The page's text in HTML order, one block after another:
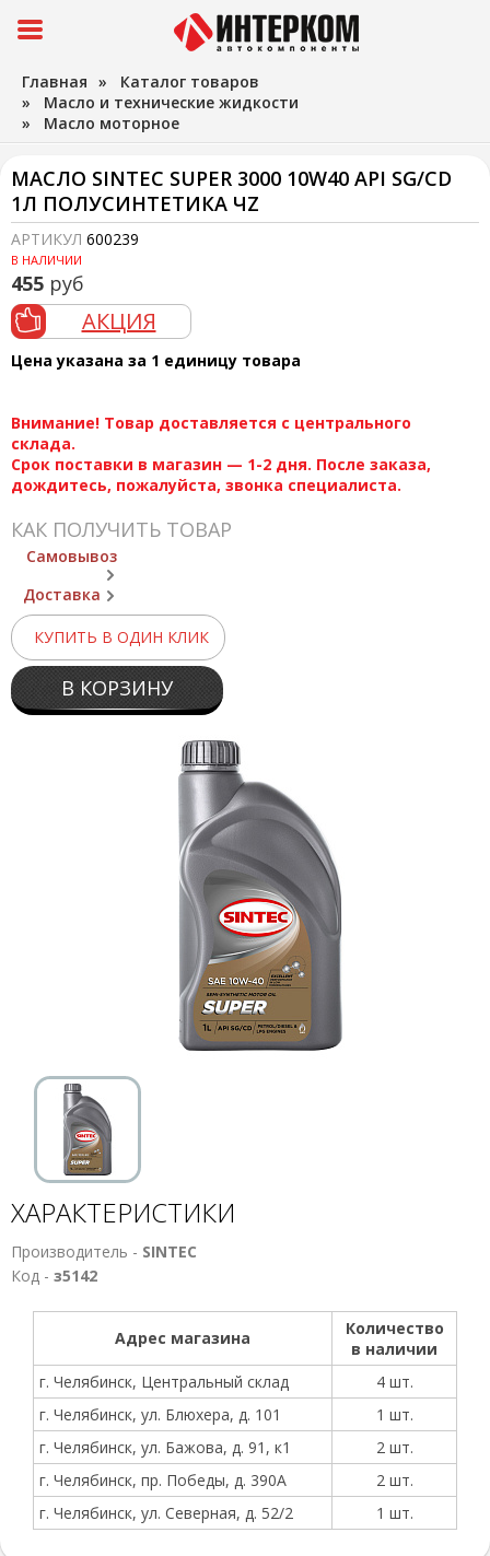
Главная » Каталог товаров
» Масло и технические жидкости
» Масло моторное
МАСЛО SINTEC SUPER 3000 10W40 API SG/CD
1Л ПОЛУСИНТЕТИКА ЧZ
АРТИКУЛ 600239
В НАЛИЧИИ
455 руб
АКЦИЯ
Цена указана за 1 единицу товара
Внимание! Товар доставляется с центрального
склада.
Срок поставки в магазин — 1-2 дня. После заказа,
дождитесь, пожалуйста, звонка специалиста.
КАК ПОЛУЧИТЬ ТОВАР
Самовывоз
Доставка
КУПИТЬ В ОДИН КЛИК
В КОРЗИНУ
ХАРАКТЕРИСТИКИ
Производитель - SINTEC
Код - з5142
Адрес магазина
Количество
в наличии
г. Челябинск, Центральный склад
4 шт.
г. Челябинск, ул. Блюхера, д. 101
1 шт.
г. Челябинск, ул. Бажова, д. 91, к1
2 шт.
г. Челябинск, пр. Победы, д. 390А
2 шт.
г. Челябинск, ул. Северная, д. 52/2
1 шт.